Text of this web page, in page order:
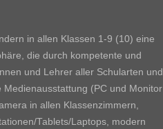
in allen Klassen 1-9 (10) eine
die durch kompetente und
und Lehrer aller Schularten und
Medienausstattung (PC und Monitor
in allen Klassenzimmern,
Tablets/Laptops, modern